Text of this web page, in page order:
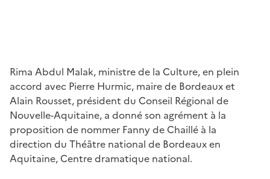
Rima Abdul Malak, ministre de la Culture, en plein
accord avec Pierre Hurmic, maire de Bordeaux et
Alain Rousset, président du Conseil Régional de
Nouvelle-Aquitaine, a donné son agrément à la
proposition de nommer Fanny de Chaillé à la
direction du Théâtre national de Bordeaux en
Aquitaine, Centre dramatique national.